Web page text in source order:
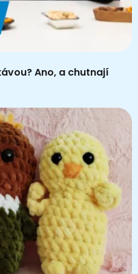
Ano, a chutnají